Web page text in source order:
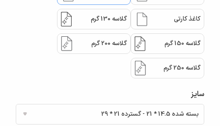
کاغذ کارتی گلاسه 130 گرم
گلاسه 150 گرم گلاسه 200 گرم
گلاسه 250 گرم
سایز